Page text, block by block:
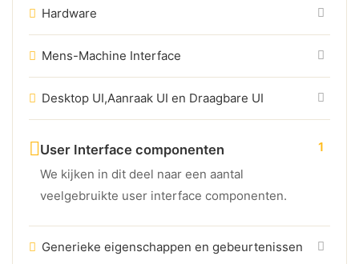
Hardware
Mens-Machine Interface
Desktop UI,Aanraak UI en Draagbare UI
User Interface componenten
We kijken in dit deel naar een aantal
veelgebruikte user interface componenten.
1
Generieke eigenschappen en gebeurtenissen